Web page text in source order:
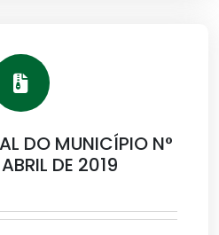
DO MUNICÍPIO N°
DE 2019